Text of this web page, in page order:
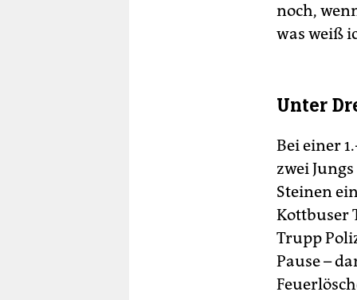
noch,
was weiß
Unter
Bei einer
zwei
Steinen
Kottbuser
Trupp
Pause –